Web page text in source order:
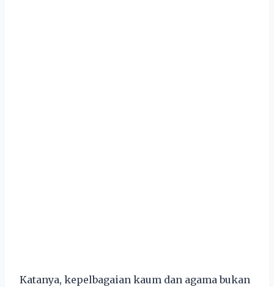
Katanya, kepelbagaian kaum dan agama bukan